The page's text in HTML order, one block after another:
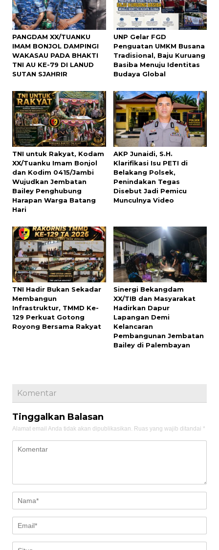
PANGDAM XX/TUANKU
IMAM BONJOL DAMPINGI
WAKASAU PADA BHAKTI
TNI AU KE-79 DI LANUD
SUTAN SJAHRIR
UNP Gelar FGD
Penguatan UMKM Busana
Tradisional, Baju Kuruang
Basiba Menuju Identitas
Budaya Global
TNI untuk Rakyat, Kodam
XX/Tuanku Imam Bonjol
dan Kodim 0415/Jambi
Wujudkan Jembatan
Bailey Penghubung
Harapan Warga Batang
Hari
AKP Junaidi, S.H.
Klarifikasi Isu PETI di
Belakang Polsek,
Penindakan Tegas
Disebut Jadi Pemicu
Munculnya Video
TNI Hadir Bukan Sekadar
Membangun
Infrastruktur, TMMD Ke-
129 Perkuat Gotong
Royong Bersama Rakyat
Sinergi Bekangdam
XX/TIB dan Masyarakat
Hadirkan Dapur
Lapangan Demi
Kelancaran
Pembangunan Jembatan
Bailey di Palembayan
Komentar
Tinggalkan Balasan
Alamat email Anda tidak akan dipublikasikan. Ruas yang wajib ditandai *